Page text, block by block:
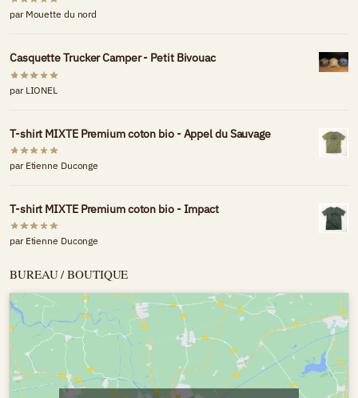
par Mouette du nord
Casquette Trucker Camper - Petit Bivouac
par LIONEL
T-shirt MIXTE Premium coton bio - Appel du Sauvage
par Etienne Duconge
T-shirt MIXTE Premium coton bio - Impact
par Etienne Duconge
BUREAU / BOUTIQUE